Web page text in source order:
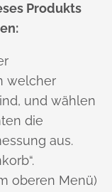
Produkts
welcher
und wählen
die
aus.
oberen Menü)